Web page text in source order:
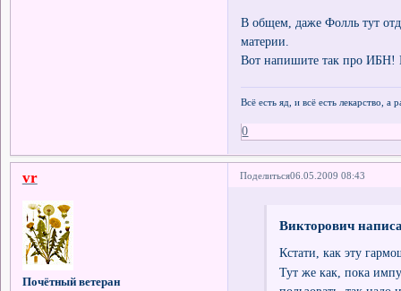
В общем, даже Фолль тут
материи.
Вот напишите так про ИБН!
Всё есть яд, и всё есть лекарство,
0
Поделиться06.05.2009 08:43
vr
Почётный ветеран
Викторович
Кстати, как эту
Тут же как, пока